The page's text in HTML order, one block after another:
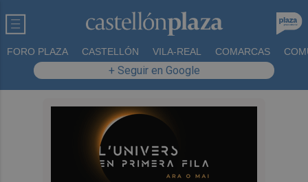
FORO PLAZA CASTELLÓN VILA-REAL COMARCAS
+ Seguir en Google